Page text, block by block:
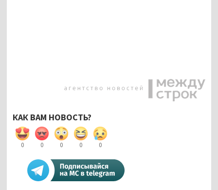
КАК ВАМ НОВОСТЬ?
0 0 0 0 0